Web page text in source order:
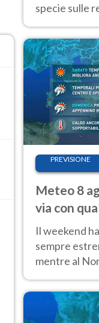
specie sulle
aree
PREVISIONE
Meteo 8
via con
caldo
Il weekend
sempre
mentre al
calore sui